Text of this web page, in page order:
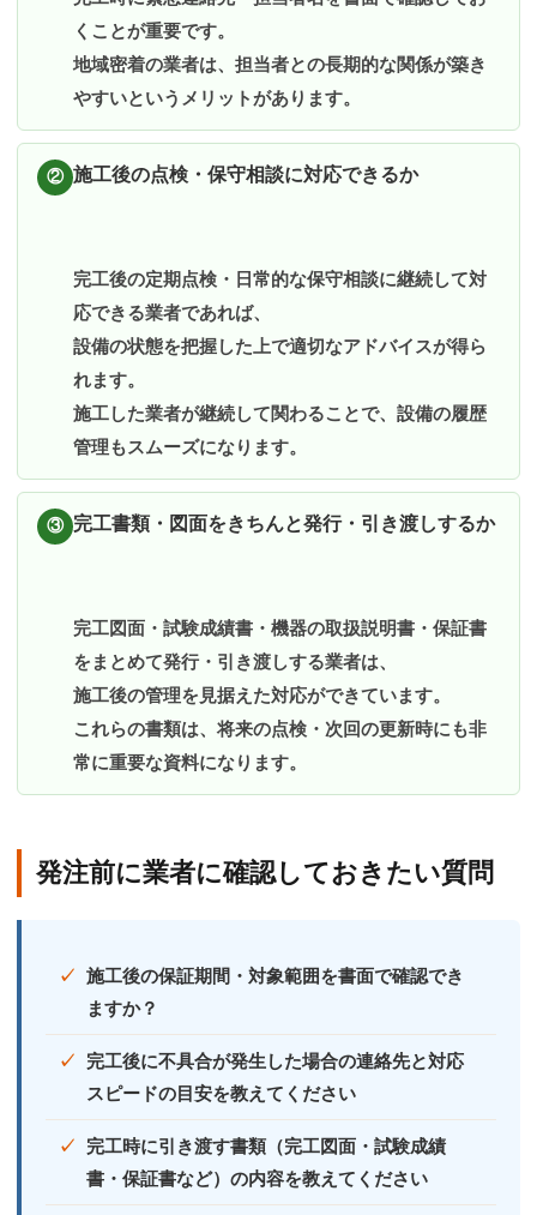
くことが重要です。
地域密着の業者は、担当者との長期的な関係が築き
やすいというメリットがあります。
② 施工後の点検・保守相談に対応できるか
完工後の定期点検・日常的な保守相談に継続して対
応できる業者であれば、
設備の状態を把握した上で適切なアドバイスが得ら
れます。
施工した業者が継続して関わることで、設備の履歴
管理もスムーズになります。
③ 完工書類・図面をきちんと発行・引き渡しするか
完工図面・試験成績書・機器の取扱説明書・保証書
をまとめて発行・引き渡しする業者は、
施工後の管理を見据えた対応ができています。
これらの書類は、将来の点検・次回の更新時にも非
常に重要な資料になります。
発注前に業者に確認しておきたい質問
施工後の保証期間・対象範囲を書面で確認でき
ますか？
完工後に不具合が発生した場合の連絡先と対応
スピードの目安を教えてください
完工時に引き渡す書類（完工図面・試験成績
書・保証書など）の内容を教えてください